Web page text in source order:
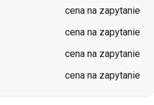
cena na zapytanie
cena na zapytanie
cena na zapytanie
cena na zapytanie